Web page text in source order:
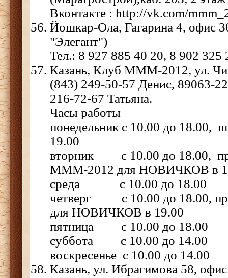
Вконтакте : http://vk.com/
Йошкар-Ола, Гагарина 4, офис
"Элегант")
Тел.: 8 927 885 40 20, 8 902 325
Казань, Клуб МММ-2012, ул.
(843) 249-50-57 Денис, 89063-
216-72-67 Татьяна.
Часы работы
понедельник с 10.00 до 18.00,
19.00
вторник с 10.00 до 18.00,
МММ-2012 для НОВИЧКОВ в
среда с 10.00 до 18.00
четверг с 10.00 до 18.00,
для НОВИЧКОВ в 19.00
пятница с 10.00 до 18.00
суббота с 10.00 до 14.00
воскресенье с 10.00 до 14.00
Казань, ул. Ибрагимова 58,